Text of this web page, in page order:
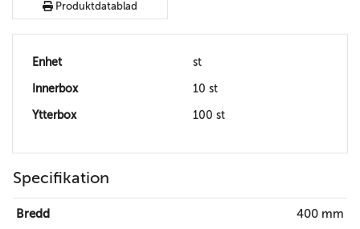
Produktdatablad
Enhet st
Innerbox 10 st
Ytterbox 100 st
Specifikation
Bredd 400 mm